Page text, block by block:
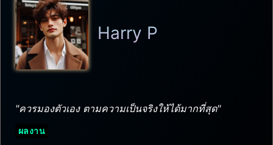
Harry P
"ควรมองตัวเอง ตามความเป็นจริงให้ได้มากที่สุด"
ผลงาน